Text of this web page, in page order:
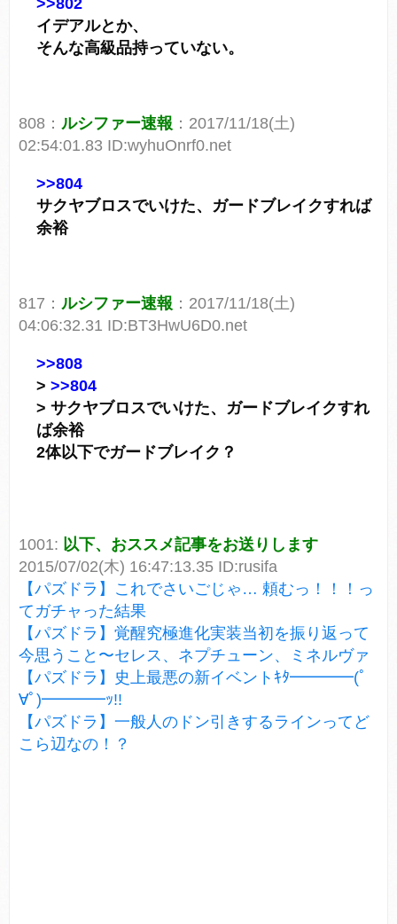
>>802
イデアルとか、
そんな高級品持っていない。
808： ルシファー速報 ：2017/11/18(土)
02:54:01.83 ID:wyhuOnrf0.net
>>804
サクヤブロスでいけた、ガードブレイクすれば
余裕
817： ルシファー速報 ：2017/11/18(土)
04:06:32.31 ID:BT3HwU6D0.net
>>808
> >>804
> サクヤブロスでいけた、ガードブレイクすれ
ば余裕
2体以下でガードブレイク？
1001: 以下、おススメ記事をお送りします
2015/07/02(木) 16:47:13.35 ID:rusifa
【パズドラ】これでさいごじゃ… 頼むっ！！！っ
てガチャった結果
【パズドラ】覚醒究極進化実装当初を振り返って
今思うこと〜セレス、ネプチューン、ミネルヴァ
【パズドラ】史上最悪の新イベントｷﾀ━━━━(ﾟ
∀ﾟ)━━━━ｯ!!
【パズドラ】一般人のドン引きするラインってど
こら辺なの！？